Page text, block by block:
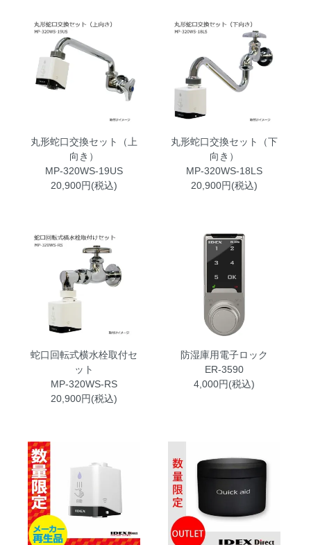
丸形蛇口交換セット（上
向き）
MP-320WS-19US
20,900円(税込)
丸形蛇口交換セット（下
向き）
MP-320WS-18LS
20,900円(税込)
蛇口回転式横水栓取付セ
ット
MP-320WS-RS
20,900円(税込)
防湿庫用電子ロック
ER-3590
4,000円(税込)